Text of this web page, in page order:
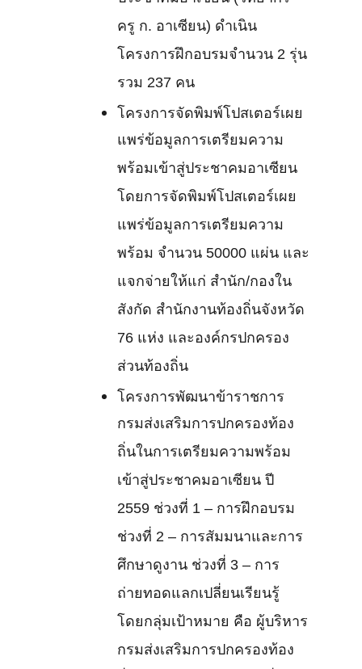
ครู ก. อาเซียน) ดำเนิน
โครงการฝึกอบรมจำนวน 2 รุ่น
รวม 237 คน
โครงการจัดพิมพ์โปสเตอร์เผย
แพร่ข้อมูลการเตรียมความ
พร้อมเข้าสู่ประชาคมอาเซียน
โดยการจัดพิมพ์โปสเตอร์เผย
แพร่ข้อมูลการเตรียมความ
พร้อม จำนวน 50000 แผ่น และ
แจกจ่ายให้แก่ สำนัก/กองใน
สังกัด สำนักงานท้องถิ่นจังหวัด
76 แห่ง และองค์กรปกครอง
ส่วนท้องถิ่น
โครงการพัฒนาข้าราชการ
กรมส่งเสริมการปกครองท้อง
ถิ่นในการเตรียมความพร้อม
เข้าสู่ประชาคมอาเซียน ปี
2559 ช่วงที่ 1 – การฝึกอบรม
ช่วงที่ 2 – การสัมมนาและการ
ศึกษาดูงาน ช่วงที่ 3 – การ
ถ่ายทอดแลกเปลี่ยนเรียนรู้
โดยกลุ่มเป้าหมาย คือ ผู้บริหาร
กรมส่งเสริมการปกครองท้อง